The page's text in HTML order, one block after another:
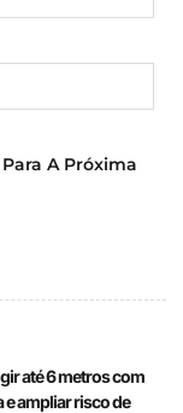
A Próxima
até 6 metros com
ampliar risco de